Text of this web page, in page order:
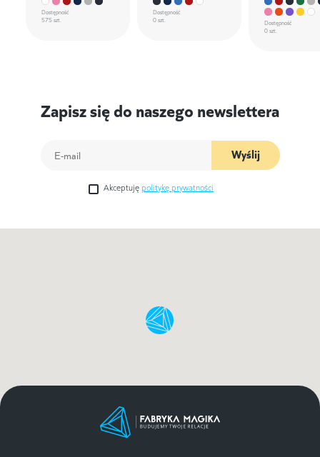
Dostępność
575 szt.
Dostępność
0 szt.
Dostępność
0 szt.
Zapisz się do naszego newslettera
Wyślij
Akceptuję politykę prywatności